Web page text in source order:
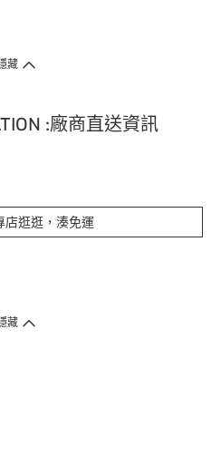
藏
:廠商直送資訊
店逛逛，湊免運
藏